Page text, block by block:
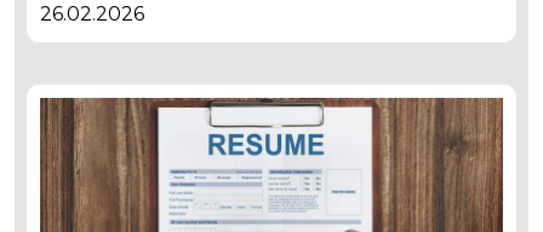
26.02.2026